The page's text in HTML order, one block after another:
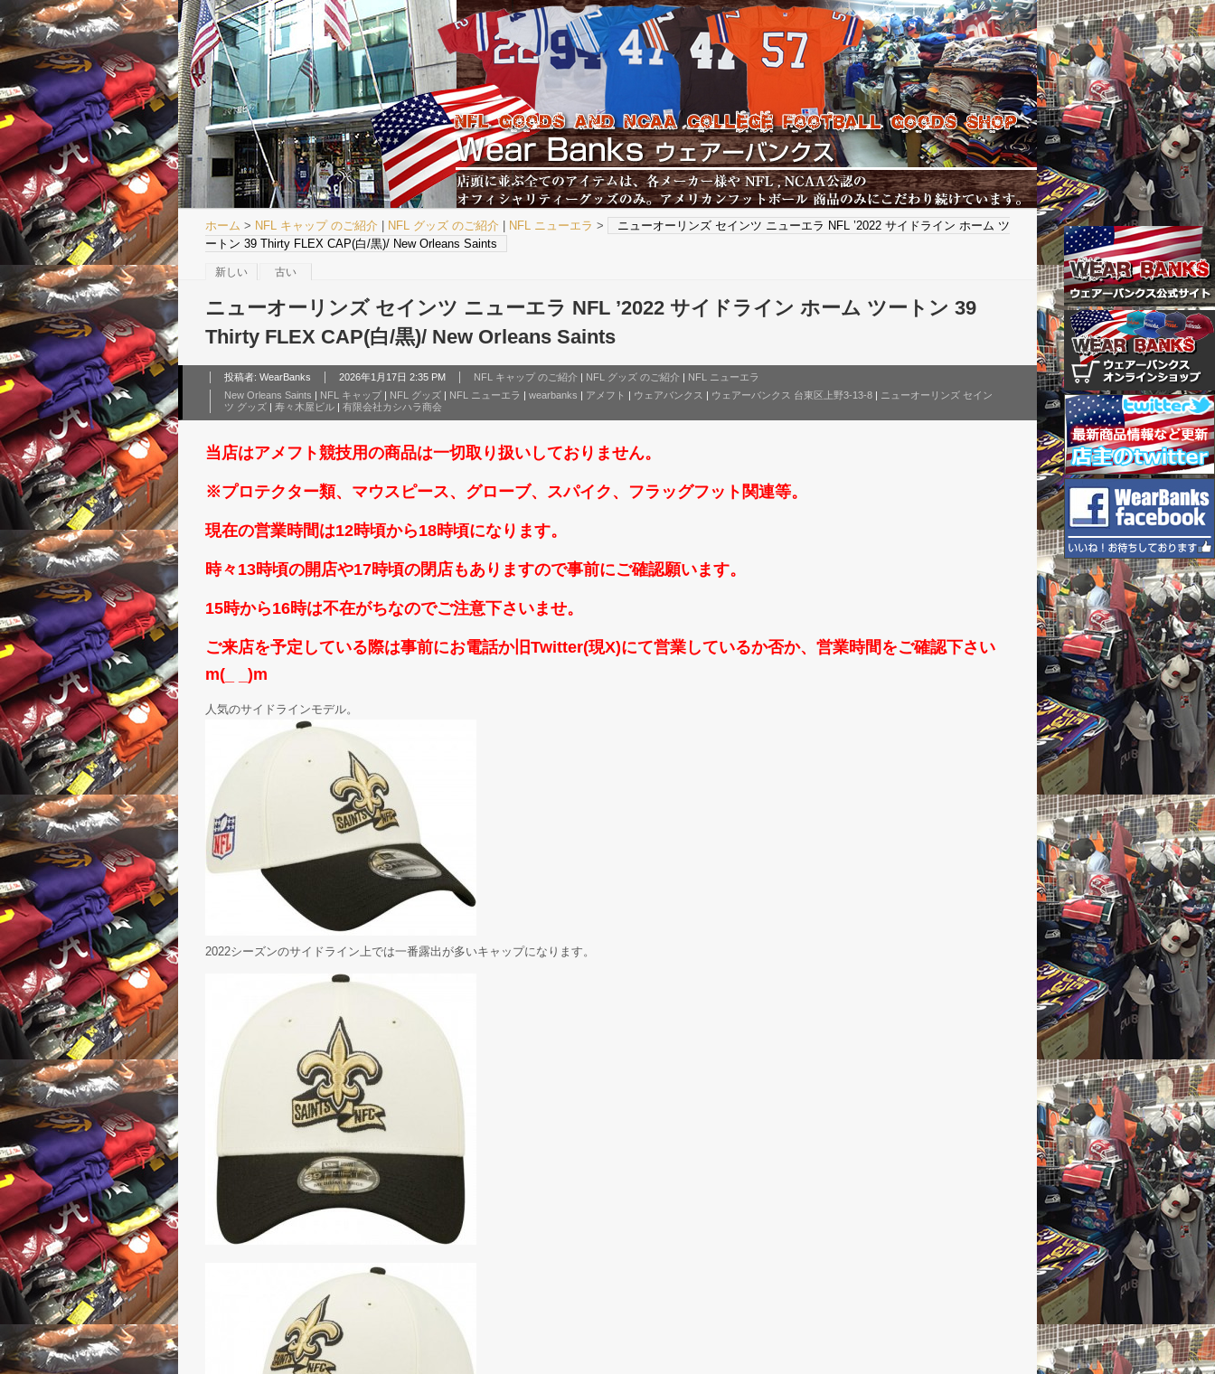
ホーム > NFL キャップ のご紹介 NFL グッズ のご紹介 NFL ニューエラ >
ニューオーリンズ セインツ ニューエラ NFL ’2022 サイドライン ホーム ツ
ートン 39 Thirty FLEX CAP(白/黒)/ New Orleans Saints
新しい 古い
ニューオーリンズ セインツ ニューエラ NFL ’2022 サイドライン ホーム ツートン 39
Thirty FLEX CAP(白/黒)/ New Orleans Saints
投稿者: WearBanks 2026年1月17日 2:35 PM NFL キャップ のご紹介 NFL グッズ のご紹介
NFL ニューエラ
New Orleans Saints | NFL キャップ | NFL グッズ | NFL ニューエラ | wearbanks | アメフト | ウェアバンクス | ウェアーバンクス 台東区上野3-13-8 | ニューオーリンズ セイン
ツ グッズ | 寿々木屋ビル | 有限会社カシハラ商会
当店はアメフト競技用の商品は一切取り扱いしておりません。
※プロテクター類、マウスピース、グローブ、スパイク、フラッグフット関連等。
現在の営業時間は12時頃から18時頃になります。
時々13時頃の開店や17時頃の閉店もありますので事前にご確認願います。
15時から16時は不在がちなのでご注意下さいませ。
ご来店を予定している際は事前にお電話か旧Twitter(現X)にて営業しているか否か、営業時間をご確認下さい
m(_ _)m
人気のサイドラインモデル。
2022シーズンのサイドライン上では一番露出が多いキャップになります。